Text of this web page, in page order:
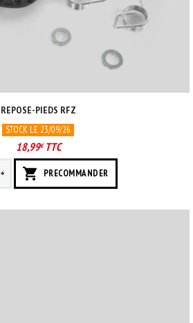
REPOSE-PIEDS RFZ
STOCK LE 23/09/26
18,99€TTC
+ PRECOMMANDER